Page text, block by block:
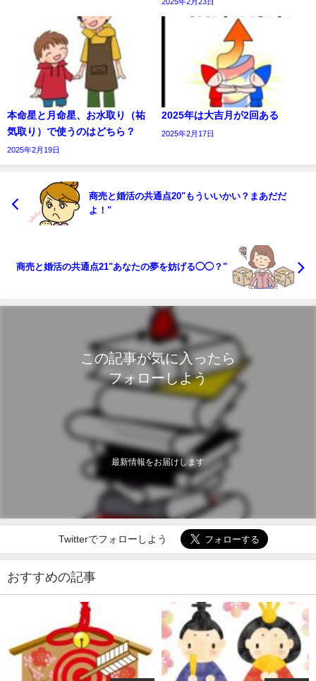
本命星と月命星、お水取り（祐
気取り）で使うのはどちら？
2025年2月19日
2025年は大吉月が2回ある
2025年2月17日
商売と婚活の共通点20"もういいかい？まあだだ
よ！"
商売と婚活の共通点21"あなたの夢を妨げる◯◯？"
この記事が気に入ったら
フォローしよう
最新情報をお届けします
Twitterでフォローしよう
おすすめの記事